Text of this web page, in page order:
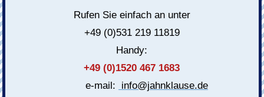
Rufen Sie einfach an unter
+49 (0)531 219 11819
Handy:
+49 (0)1520 467 1683
e-mail:
info@jahnklause.de